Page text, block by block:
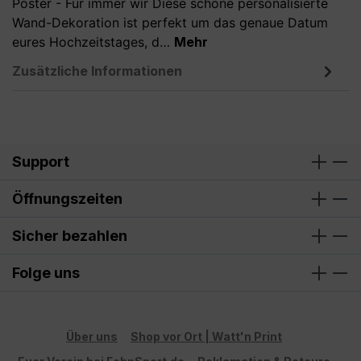
Poster - Für immer wir Diese schöne personalisierte
Wand-Dekoration ist perfekt um das genaue Datum
eures Hochzeitstages, d… Mehr
Zusätzliche Informationen
Support
Öffnungszeiten
Sicher bezahlen
Folge uns
Über uns
Shop vor Ort | Watt'n Print